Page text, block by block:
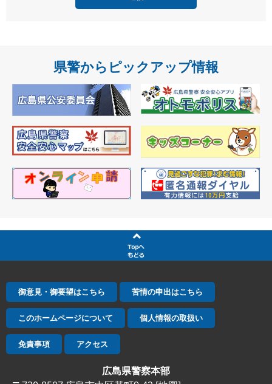
県警からピックアップ情報
御意見・御要望はこちら 苦情の申出はこちら
このホームページについて 個人情報の取扱い
免責事項 アクセス
広島県警察本部